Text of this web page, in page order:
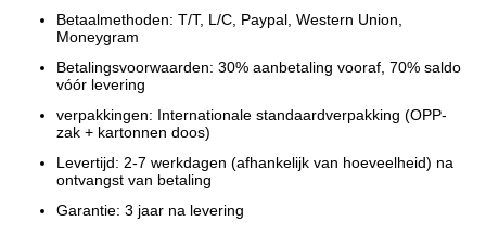
Betaalmethoden: T/T, L/C, Paypal, Western Union,
Moneygram
Betalingsvoorwaarden: 30% aanbetaling vooraf, 70% saldo
vóór levering
verpakkingen: Internationale standaardverpakking (OPP-
zak + kartonnen doos)
Levertijd: 2-7 werkdagen (afhankelijk van hoeveelheid) na
ontvangst van betaling
Garantie: 3 jaar na levering